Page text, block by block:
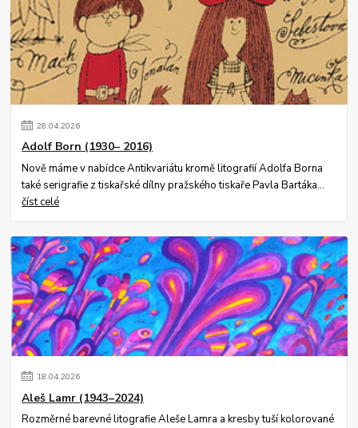
28.04.2026
Adolf Born (1930– 2016)
Nově máme v nabídce Antikvariátu kromě litografií Adolfa Borna
také serigrafie z tiskařské dílny pražského tiskaře Pavla Bartáka...
číst celé
18.04.2026
Aleš Lamr (1943–2024)
Rozměrné barevné litografie Aleše Lamra a kresby tuší kolorované